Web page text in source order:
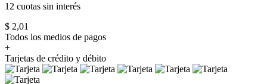
12 cuotas sin interés
$ 2,01
Todos los medios de pagos
+
Tarjetas de crédito y débito